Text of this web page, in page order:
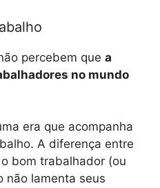
percebem que a
no mundo
era que acompanha
A diferença entre
bom trabalhador (ou
não lamenta seus